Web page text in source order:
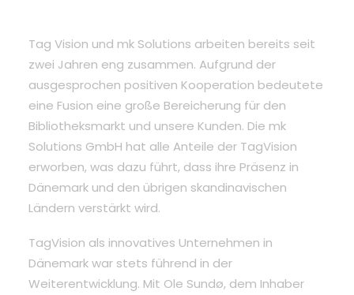
Tag Vision und mk Solutions arbeiten bereits seit
zwei Jahren eng zusammen. Aufgrund der
ausgesprochen positiven Kooperation bedeutete
eine Fusion eine große Bereicherung für den
Bibliotheksmarkt und unsere Kunden. Die mk
Solutions GmbH hat alle Anteile der TagVision
erworben, was dazu führt, dass ihre Präsenz in
Dänemark und den übrigen skandinavischen
Ländern verstärkt wird.
TagVision als innovatives Unternehmen in
Dänemark war stets führend in der
Weiterentwicklung. Mit Ole Sundø, dem Inhaber